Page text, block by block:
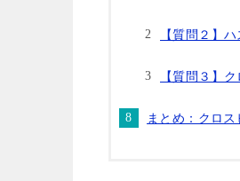
【質問２】
【質問３】
まとめ：クロ